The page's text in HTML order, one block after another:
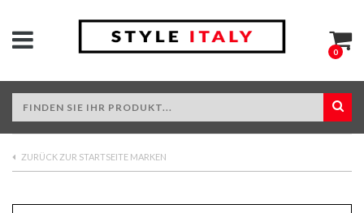
0
ZURÜCK ZUR STARTSEITE MARKEN